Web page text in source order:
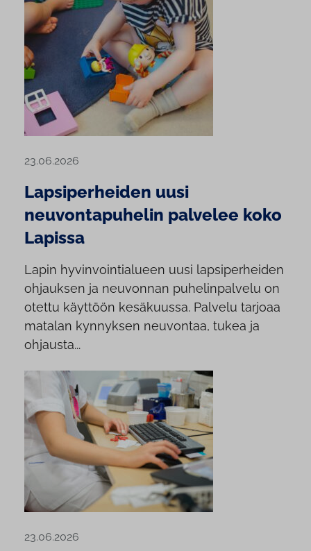
23.06.2026
Lapsiperheiden uusi
neuvontapuhelin palvelee koko
Lapissa
Lapin hyvinvointialueen uusi lapsiperheiden
ohjauksen ja neuvonnan puhelinpalvelu on
otettu käyttöön kesäkuussa. Palvelu tarjoaa
matalan kynnyksen neuvontaa, tukea ja
ohjausta...
23.06.2026